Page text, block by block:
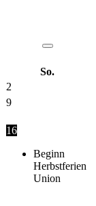
So.
2
9
16
Beginn
Herbstferien
Union